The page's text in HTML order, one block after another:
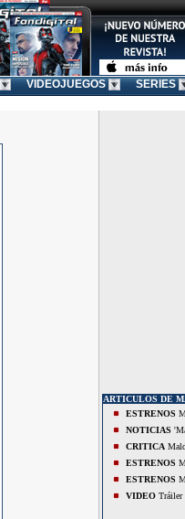
VIDEOJUEGOS SERIES
ARTICULOS DE
ESTRENOS
NOTICIAS
CRITICA
ESTRENOS
ESTRENOS
VIDEOTráiler